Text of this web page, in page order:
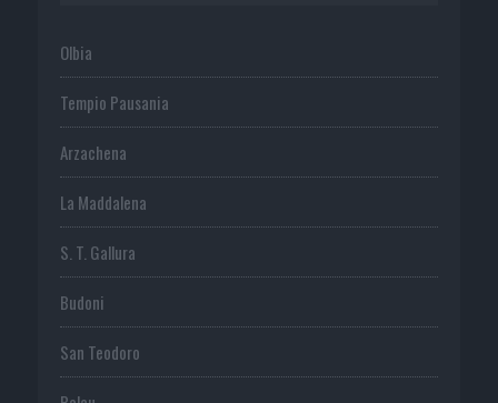
Olbia
Tempio Pausania
Arzachena
La Maddalena
S. T. Gallura
Budoni
San Teodoro